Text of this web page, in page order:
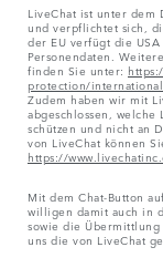
LiveChat ist unter dem
und verpflichtet sich,
der EU verfügt die USA
Personendaten.
finden Sie unter:
protection/
Zudem haben wir mit
abgeschlossen,
schützen und nicht an
von LiveChat können
https://
Mit dem Chat-Button
willigen damit auch in
sowie die
uns die von LiveChat